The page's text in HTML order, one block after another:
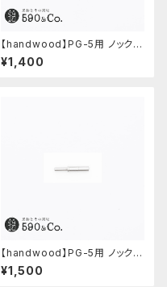
【handwood】PG-5用 ノックボ
タン (真鍮)
¥1,400
【handwood】PG-5用 ノックボ
タン (超々ジュラルミン)
¥1,500